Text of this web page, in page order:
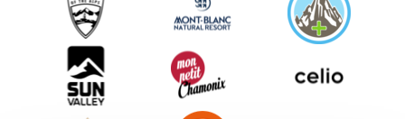
Scaricare
Turismo e disabilità